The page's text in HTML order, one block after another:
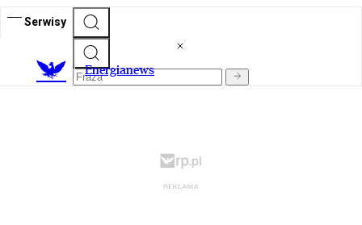
Serwisy
Energianews